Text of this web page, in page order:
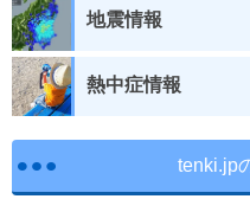
地震情報
熱中症情報
tenki.jp